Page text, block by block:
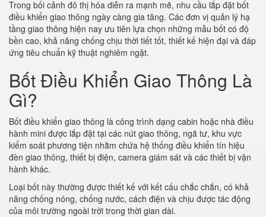
Trong bối cảnh đô thị hóa diễn ra mạnh mẽ, nhu cầu lắp đặt bốt
điều khiển giao thông ngày càng gia tăng. Các đơn vị quản lý hạ
tầng giao thông hiện nay ưu tiên lựa chọn những mẫu bốt có độ
bền cao, khả năng chống chịu thời tiết tốt, thiết kế hiện đại và đáp
ứng tiêu chuẩn kỹ thuật nghiêm ngặt.
Bốt Điều Khiển Giao Thông Là
Gì?
Bốt điều khiển giao thông là công trình dạng cabin hoặc nhà điều
hành mini được lắp đặt tại các nút giao thông, ngã tư, khu vực
kiểm soát phương tiện nhằm chứa hệ thống điều khiển tín hiệu
đèn giao thông, thiết bị điện, camera giám sát và các thiết bị vận
hành khác.
Loại bốt này thường được thiết kế với kết cấu chắc chắn, có khả
năng chống nóng, chống nước, cách điện và chịu được tác động
của môi trường ngoài trời trong thời gian dài.